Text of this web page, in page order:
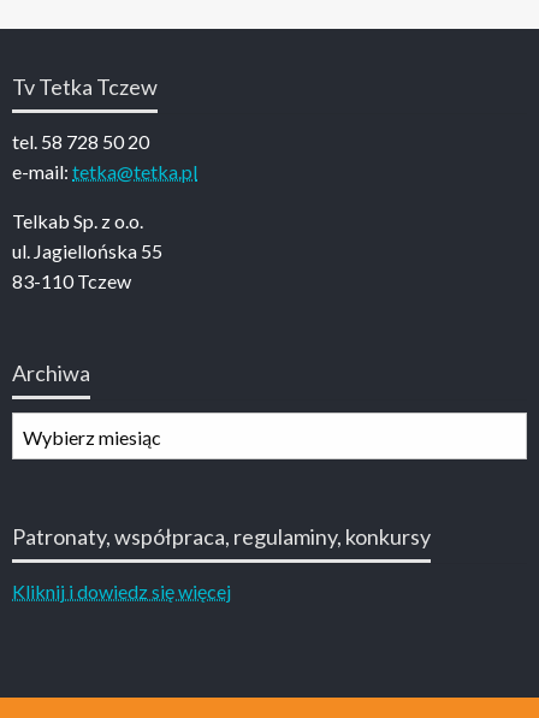
Tv Tetka Tczew
tel. 58 728 50 20
e-mail: tetka@tetka.pl
Telkab Sp. z o.o.
ul. Jagiellońska 55
83-110 Tczew
Archiwa
Patronaty, współpraca, regulaminy, konkursy
Kliknij i dowiedz się więcej